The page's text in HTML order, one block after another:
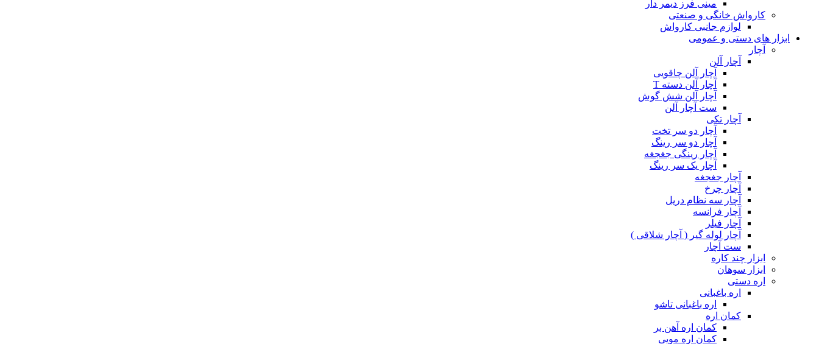
مینی فرز دیمر دار
کارواش خانگی و صنعتی
لوازم جانبی کارواش
ابزار های دستی و عمومی
آچار
آچار آلن
آچار آلن چاقویی
آچار آلن دسته T
آچار آلن شش گوش
ست آچار آلن
آچار تکی
آچار دو سر تخت
آچار دو سر رینگ
آچار رینگی جغجغه
آچار یک سر رینگ
آچار جغجغه
آچار چرخ
آچار سه نظام دریل
آچار فرانسه
آچار فیلر
آچار لوله گیر ( آچار شلاقی )
ست آچار
ابزار چند کاره
ابزار سوهان
اره دستی
اره باغبانی
اره باغبانی تاشو
کمان اره
کمان اره آهن بر
کمان اره مویی